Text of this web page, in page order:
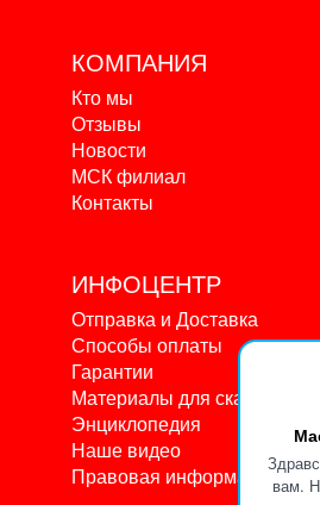
вам.
КОМПАНИЯ
Кто мы
Отзывы
Новости
МСК филиал
Контакты
ИНФОЦЕНТР
Отправка и Доставка
Способы оплаты
Гарантии
Материалы для скачивания
Энциклопедия
Наше видео
Правовая информация